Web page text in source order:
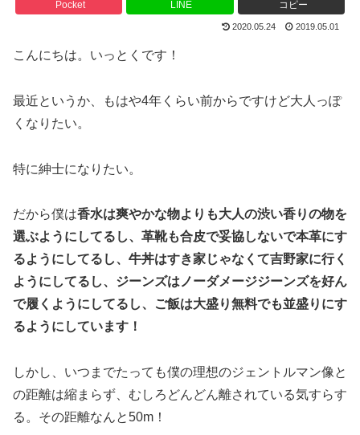
Pocket LINE コピー
2020.05.24 2019.05.01
こんにちは。いっとくです！
最近というか、もはや4年くらい前からですけど大人っぽ
くなりたい。
特に紳士になりたい。
だから僕は香水は爽やかな物よりも大人の渋い香りの物を
選ぶようにしてるし、革靴も合皮で妥協しないで本革にす
るようにしてるし、牛丼はすき家じゃなくて吉野家に行く
ようにしてるし、ジーンズはノーダメージジーンズを好ん
で履くようにしてるし、ご飯は大盛り無料でも並盛りにす
るようにしています！
しかし、いつまでたっても僕の理想のジェントルマン像と
の距離は縮まらず、むしろどんどん離されている気すらす
る。その距離なんと50m！